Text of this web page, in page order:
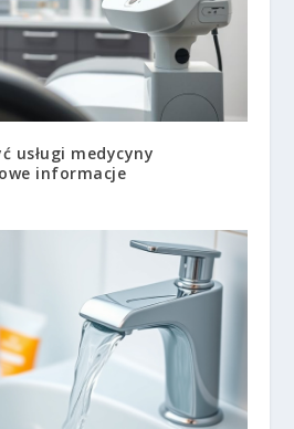
usługi medycyny
informacje